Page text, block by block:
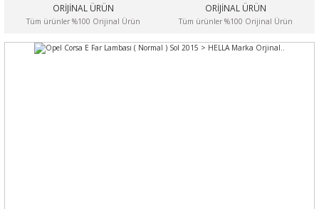
ORİJİNAL ÜRÜN
Tüm ürünler %100 Orijinal Ürün
ORİJİNAL ÜRÜN
Tüm ürünler %100 Orijinal Ürün